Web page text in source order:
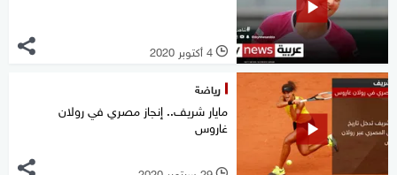
l 4 أكتوبر 2020
رياضة
مايار شريف.. إنجاز مصري في رولان
غاروس